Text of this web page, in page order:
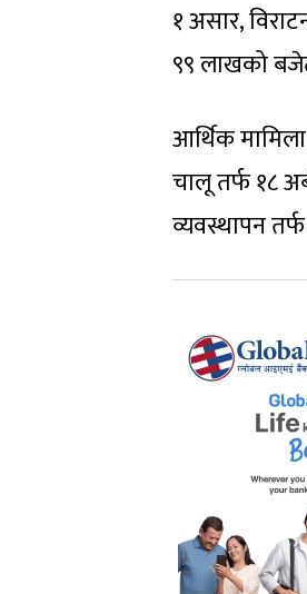
१ असार,
९९ लाखको
आर्थिक
चालू तर्फ १८
व्यवस्थापन